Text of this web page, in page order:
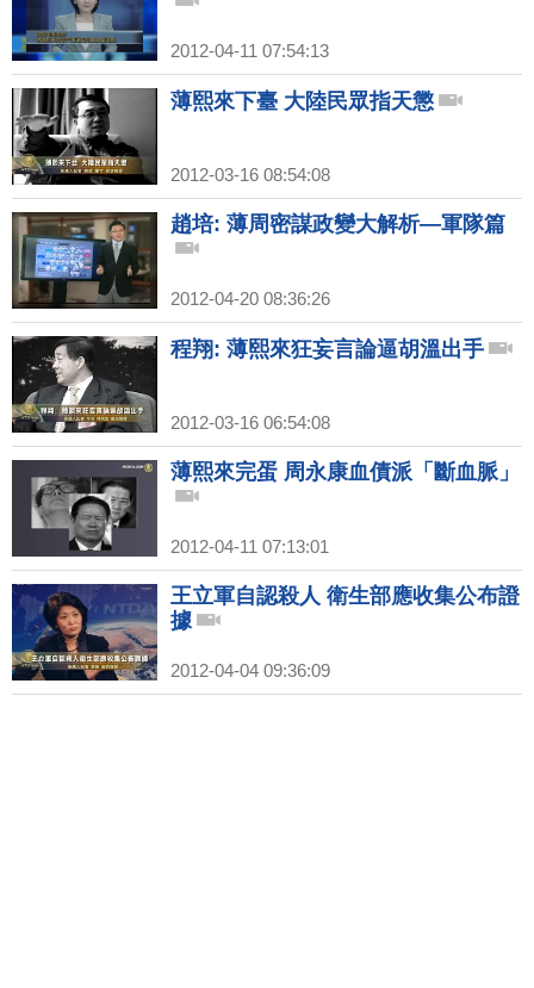
2012-04-11 07:54:13
薄熙來下臺 大陸民眾指天懲
2012-03-16 08:54:08
趙培: 薄周密謀政變大解析—軍隊篇
2012-04-20 08:36:26
程翔: 薄熙來狂妄言論逼胡溫出手
2012-03-16 06:54:08
薄熙來完蛋 周永康血債派「斷血脈」
2012-04-11 07:13:01
王立軍自認殺人 衛生部應收集公布證
據
2012-04-04 09:36:09